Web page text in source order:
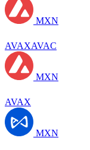
MXN
AVAXAVAC
MXN
AVAX
MXN